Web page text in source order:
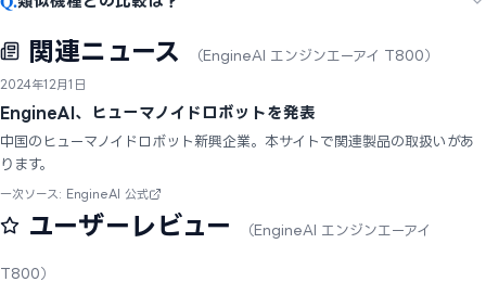
関連ニュース （EngineAI エンジンエーアイ T800）
2024年12月1日
EngineAI、ヒューマノイドロボットを発表
中国のヒューマノイドロボット新興企業。本サイトで関連製品の取扱いがあ
ります。
一次ソース: EngineAI 公式
ユーザーレビュー （EngineAI エンジンエーアイ
T800）